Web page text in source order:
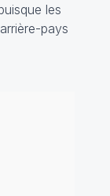
les
pays